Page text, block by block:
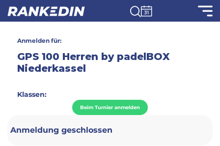
Anmelden für:
GPS 100 Herren by padelBOX
Niederkassel
Klassen:
Beim Turnier anmelden
Anmeldung geschlossen